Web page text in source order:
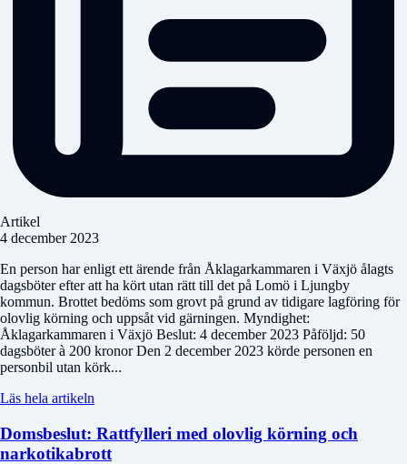
Artikel
4 december 2023
En person har enligt ett ärende från Åklagarkammaren i Växjö ålagts
dagsböter efter att ha kört utan rätt till det på Lomö i Ljungby
kommun. Brottet bedöms som grovt på grund av tidigare lagföring för
olovlig körning och uppsåt vid gärningen. Myndighet:
Åklagarkammaren i Växjö Beslut: 4 december 2023 Påföljd: 50
dagsböter à 200 kronor Den 2 december 2023 körde personen en
personbil utan körk...
Läs hela artikeln
Domsbeslut: Rattfylleri med olovlig körning och
narkotikabrott